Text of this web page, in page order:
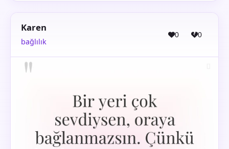
Karen
bağlılık
0 0